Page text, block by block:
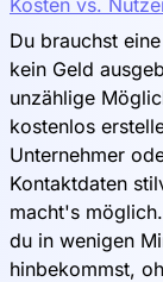
Kosten vs.
Du brauchst
kein Geld
unzählige
kostenlos
Unternehmer
Kontaktdaten
macht's
du in wenigen
hinbekommst,